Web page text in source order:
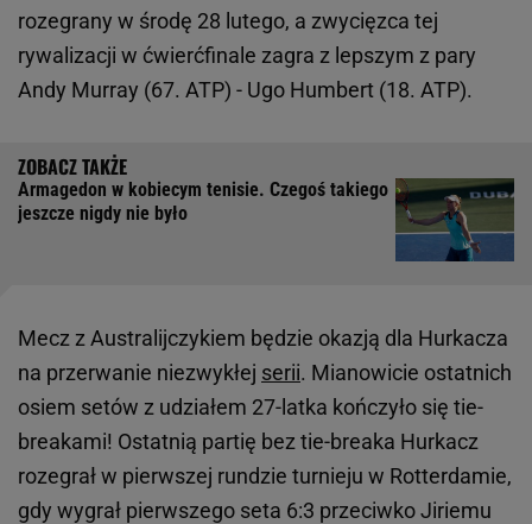
rozegrany w środę 28 lutego, a zwycięzca tej
rywalizacji w ćwierćfinale zagra z lepszym z pary
Andy Murray (67. ATP) - Ugo Humbert (18. ATP).
Armagedon w kobiecym tenisie. Czegoś takiego
jeszcze nigdy nie było
Mecz z Australijczykiem będzie okazją dla Hurkacza
na przerwanie niezwykłej serii. Mianowicie ostatnich
osiem setów z udziałem 27-latka kończyło się tie-
breakami! Ostatnią partię bez tie-breaka Hurkacz
rozegrał w pierwszej rundzie turnieju w Rotterdamie,
gdy wygrał pierwszego seta 6:3 przeciwko Jiriemu